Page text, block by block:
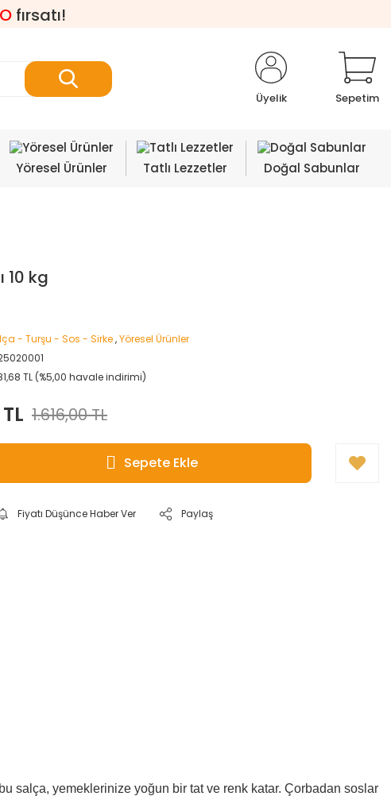
fırsatı!
Üyelik Sepetim
Yöresel Ürünler Tatlı Lezzetler Doğal Sabunlar
10 kg
- Turşu - Sos - Sirke,Yöresel Ürünler
TL (%5,00 havale indirimi)
1.616,00 TL
Sepete Ekle
Fiyatı Düşünce Haber Ver Paylaş
salça, yemeklerinize yoğun bir tat ve renk katar. Çorbadan soslar